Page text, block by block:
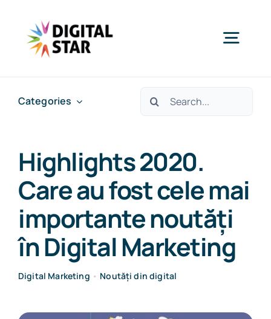
content
Insights & News
About Us
Get in touch
Categories Cautare...
Highlights 2020.
Care au fost cele mai
importante noutăți
în Digital Marketing
Digital Marketing • Noutăți din digital